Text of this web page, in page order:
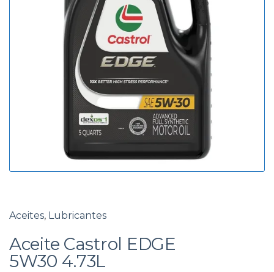
Aceites, Lubricantes
Aceite Castrol EDGE
5W30 4.73L